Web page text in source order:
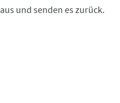
und senden es zurück.